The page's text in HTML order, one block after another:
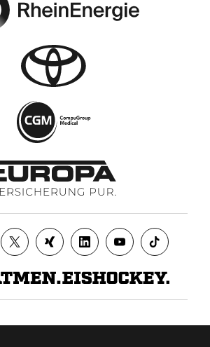
AGB Impressum Kontakt Presse